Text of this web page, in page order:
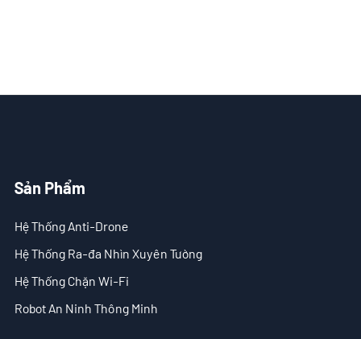
- Giải Pháp Gây Nhiễu Anti-Drone
- Giải Pháp Ra-đa Xuyên Tường
- Giải Pháp Hình Ảnh Xuyên Tường Di Động
Sản Phẩm
Hệ Thống Anti-Drone
Hệ Thống Ra-đa Nhìn Xuyên Tường
Hệ Thống Chặn Wi-Fi
Robot An Ninh Thông Minh